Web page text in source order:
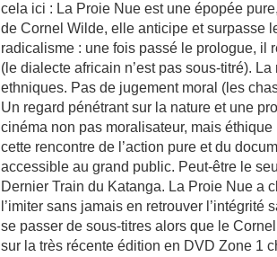
cela ici : La Proie Nue est une épopée
de Cornel Wilde, elle anticipe et surpasse
radicalisme : une fois passé le prologue,
(le dialecte africain n’est pas sous-titré).
ethniques. Pas de jugement moral (les
Un regard pénétrant sur la nature et une
cinéma non pas moralisateur, mais
cette rencontre de l’action pure et du
accessible au grand public. Peut-être le
Dernier Train du Katanga. La Proie Nue a
l’imiter sans jamais en retrouver
se passer de sous-titres alors que le
sur la très récente édition en DVD Zone 1